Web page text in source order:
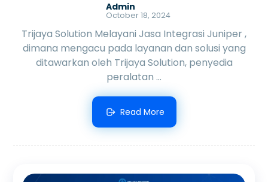
Admin
October 18, 2024
Trijaya Solution Melayani Jasa Integrasi Juniper ,
dimana mengacu pada layanan dan solusi yang
ditawarkan oleh Trijaya Solution, penyedia
peralatan ...
Read More